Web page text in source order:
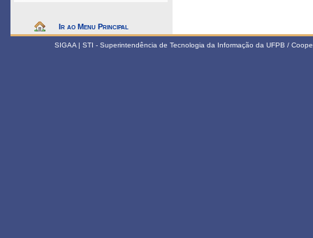
Ir ao Menu Principal
SIGAA | STI - Superintendência de Tecnologia da Informação da UFPB /